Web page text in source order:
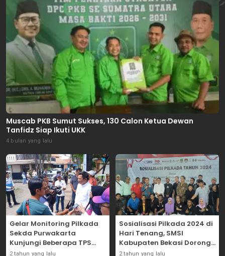
Muscab PKB Sumut Sukses, 130 Calon Ketua Dewan
Tanfidz Siap Ikuti UKK
4 bulan yang lalu
Gelar Monitoring Pilkada
Sekda Purwakarta
Kunjungi Beberapa TPS
Yang Ada Di Purwakarta
2 tahun yang lalu
Sosialisasi Pilkada 2024 di
Hari Tenang, SMSI
Kabupaten Bekasi Dorong
Angka Partisipasi
2 tahun yang lalu